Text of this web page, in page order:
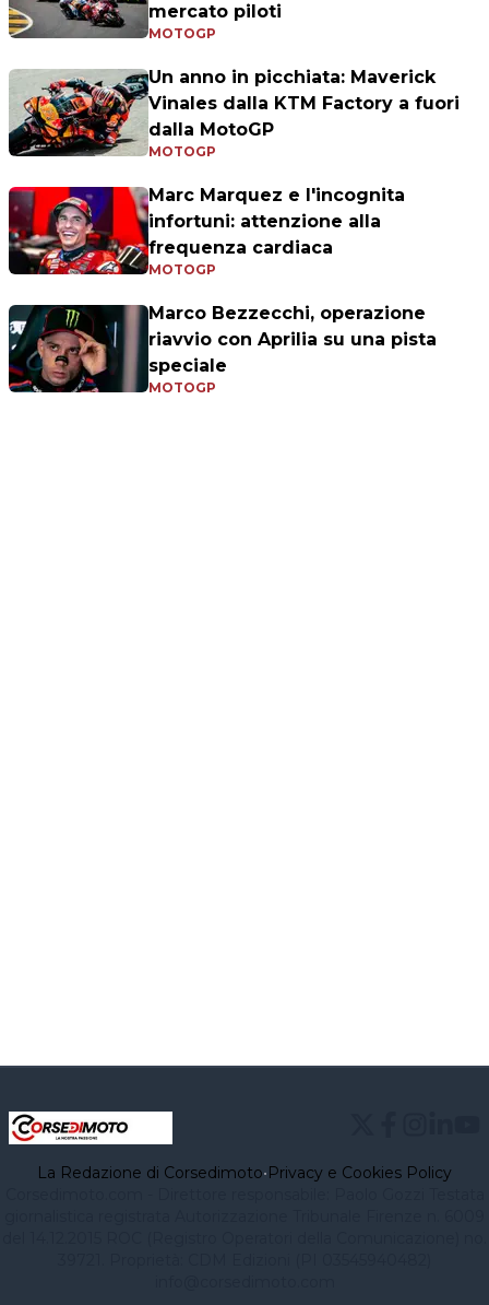
mercato piloti
MOTOGP
Un anno in picchiata: Maverick
Vinales dalla KTM Factory a fuori
dalla MotoGP
MOTOGP
Marc Marquez e l'incognita
infortuni: attenzione alla
frequenza cardiaca
MOTOGP
Marco Bezzecchi, operazione
riavvio con Aprilia su una pista
speciale
MOTOGP
La Redazione di Corsedimoto•Privacy e Cookies Policy